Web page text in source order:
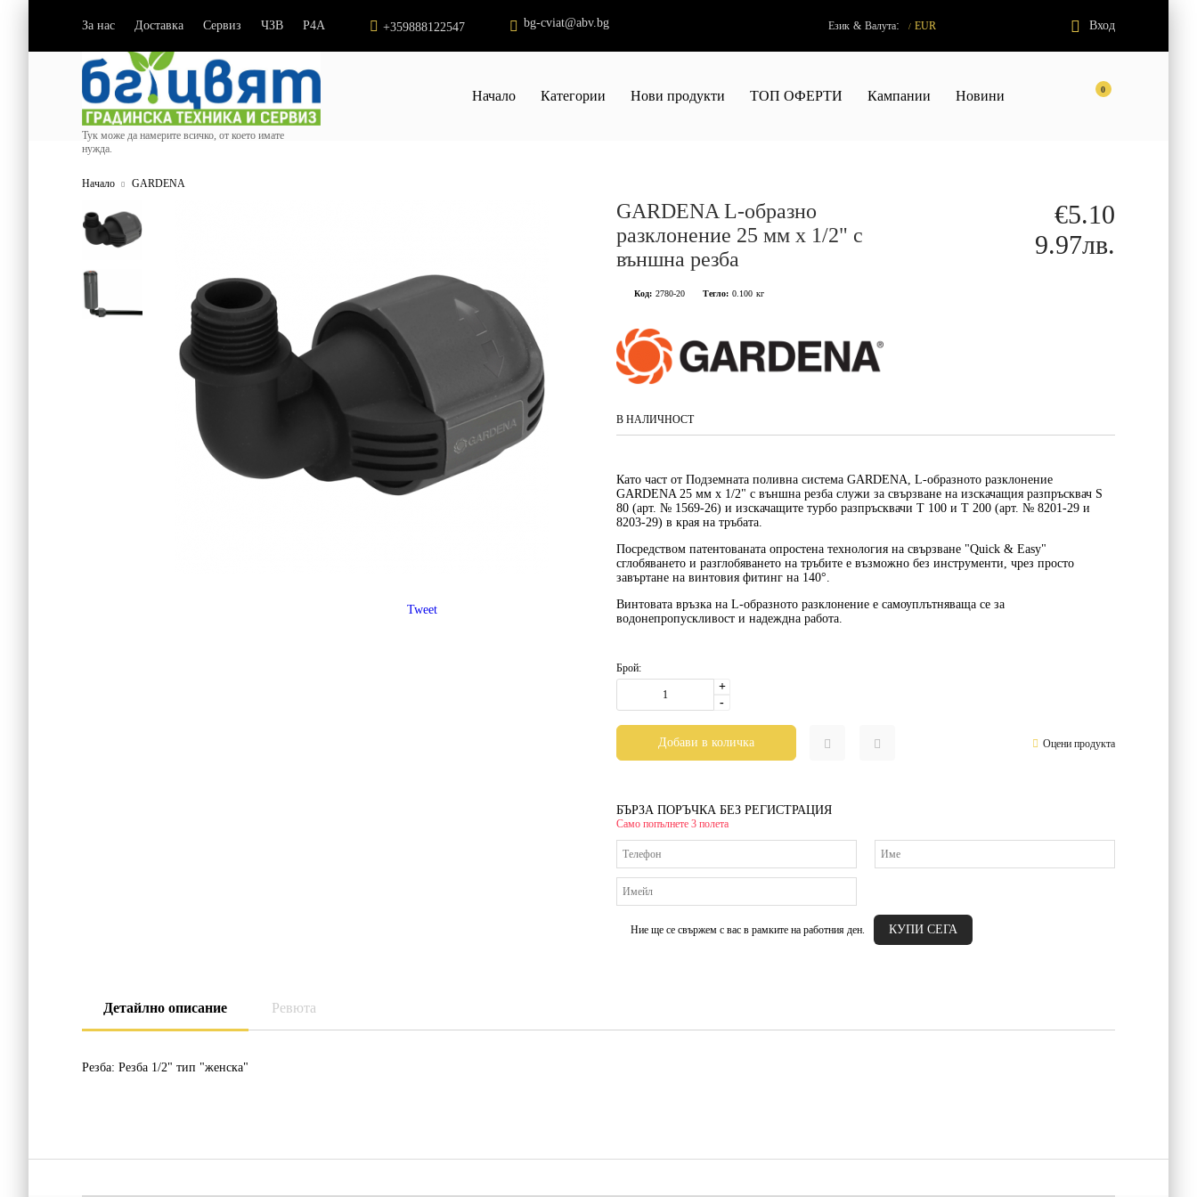
За нас Доставка Сервиз ЧЗВ P4A +359888122547 bg-cviat@abv.bg Език & Валута: / EUR Вход
Тук може да намерите всичко, от което имате
нужда.
0
Начало Категории Нови продукти ТОП ОФЕРТИ Кампании Новини
Начало GARDENA
Tweet
GARDENA L-образно
разклонение 25 мм x 1/2" с
външна резба
€5.10
9.97лв.
Код: 2780-20 Тегло: 0.100 кг
В НАЛИЧНОСТ
Като част от Подземната поливна система GARDENA, L-образното разклонение
GARDENA 25 мм x 1/2" с външна резба служи за свързване на изскачащия разпръсквач S
80 (арт. № 1569-26) и изскачащите турбо разпръсквачи T 100 и T 200 (арт. № 8201-29 и
8203-29) в края на тръбата.
Посредством патентованата опростена технология на свързване "Quick & Easy"
сглобяването и разглобяването на тръбите е възможно без инструменти, чрез просто
завъртане на винтовия фитинг на 140°.
Винтовата връзка на L-образното разклонение е самоуплътняваща се за
водонепропускливост и надеждна работа.
Брой:
+
-
Оцени продукта
БЪРЗА ПОРЪЧКА БЕЗ РЕГИСТРАЦИЯ
Само попълнете 3 полета
Ние ще се свържем с вас в рамките на работния ден.
Детайлно описание Ревюта
Резба: Резба 1/2" тип "женска"